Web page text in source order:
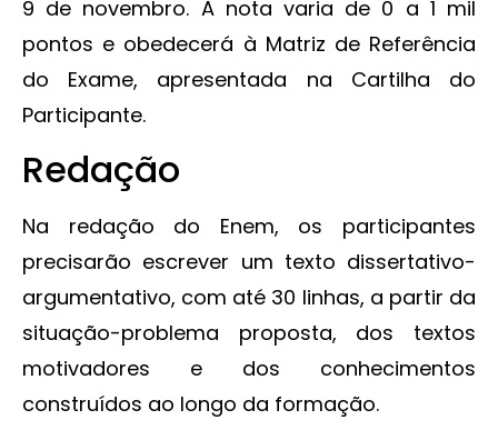
9 de novembro. A nota varia de 0 a 1 mil
pontos e obedecerá à Matriz de Referência
do Exame, apresentada na Cartilha do
Participante.
Redação
Na redação do Enem, os participantes
precisarão escrever um texto dissertativo-
argumentativo, com até 30 linhas, a partir da
situação-problema proposta, dos textos
motivadores e dos conhecimentos
construídos ao longo da formação.